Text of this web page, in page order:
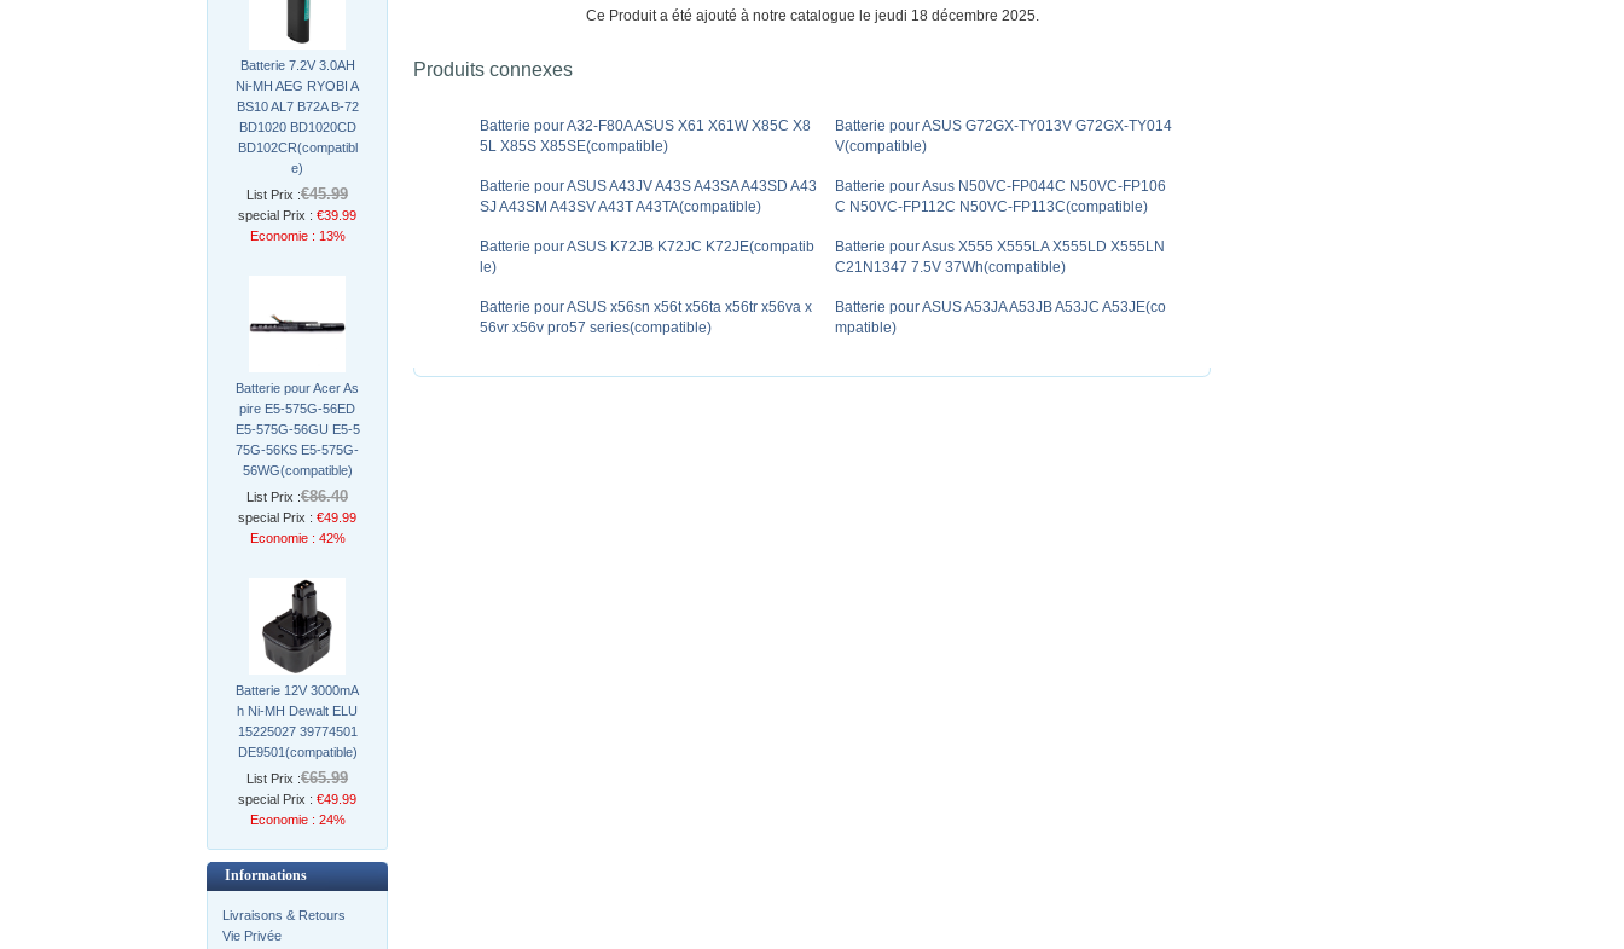
Batterie 7.2V 3.0AH
Ni-MH AEG RYOBI A
BS10 AL7 B72A B-72
BD1020 BD1020CD
BD102CR(compatibl
e)
List Prix :€45.99
special Prix : €39.99
Economie : 13%
Batterie pour Acer As
pire E5-575G-56ED
E5-575G-56GU E5-5
75G-56KS E5-575G-
56WG(compatible)
List Prix :€86.40
special Prix : €49.99
Economie : 42%
Batterie 12V 3000mA
h Ni-MH Dewalt ELU
15225027 39774501
DE9501(compatible)
List Prix :€65.99
special Prix : €49.99
Economie : 24%
Informations
Livraisons & Retours
Vie Privée
Ce Produit a été ajouté à notre catalogue le jeudi 18 décembre 2025.
Produits connexes
Batterie pour A32-F80A ASUS X61 X61W X85C X8
5L X85S X85SE(compatible)
Batterie pour ASUS G72GX-TY013V G72GX-TY014
V(compatible)
Batterie pour ASUS A43JV A43S A43SA A43SD A43
SJ A43SM A43SV A43T A43TA(compatible)
Batterie pour Asus N50VC-FP044C N50VC-FP106
C N50VC-FP112C N50VC-FP113C(compatible)
Batterie pour ASUS K72JB K72JC K72JE(compatib
le)
Batterie pour Asus X555 X555LA X555LD X555LN
C21N1347 7.5V 37Wh(compatible)
Batterie pour ASUS x56sn x56t x56ta x56tr x56va x
56vr x56v pro57 series(compatible)
Batterie pour ASUS A53JA A53JB A53JC A53JE(co
mpatible)